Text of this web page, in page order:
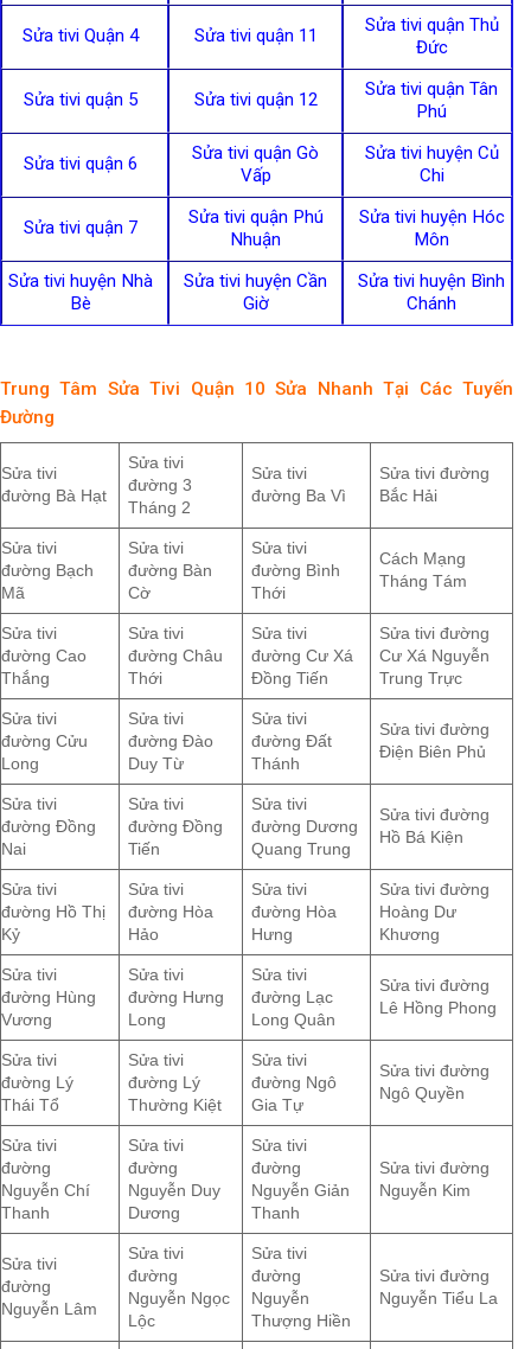
Sửa tivi Quận 4 Sửa tivi quận 11
Sửa tivi quận Thủ
Đức
Sửa tivi quận 5 Sửa tivi quận 12
Sửa tivi quận Tân
Phú
Sửa tivi quận 6
Sửa tivi quận Gò
Vấp
Sửa tivi huyện Củ
Chi
Sửa tivi quận 7
Sửa tivi quận Phú
Nhuận
Sửa tivi huyện Hóc
Môn
Sửa tivi huyện Nhà
Bè
Sửa tivi huyện Cần
Giờ
Sửa tivi huyện Bình
Chánh
Trung Tâm Sửa Tivi Quận 10 Sửa Nhanh Tại Các Tuyến
Đường
Sửa tivi
đường Bà Hạt
Sửa tivi
đường 3
Tháng 2
Sửa tivi
đường Ba Vì
Sửa tivi đường
Bắc Hải
Sửa tivi
đường Bạch
Mã
Sửa tivi
đường Bàn
Cờ
Sửa tivi
đường Bình
Thới
Cách Mạng
Tháng Tám
Sửa tivi
đường Cao
Thắng
Sửa tivi
đường Châu
Thới
Sửa tivi
đường Cư Xá
Đồng Tiến
Sửa tivi đường
Cư Xá Nguyễn
Trung Trực
Sửa tivi
đường Cửu
Long
Sửa tivi
đường Đào
Duy Từ
Sửa tivi
đường Đất
Thánh
Sửa tivi đường
Điện Biên Phủ
Sửa tivi
đường Đồng
Nai
Sửa tivi
đường Đồng
Tiến
Sửa tivi
đường Dương
Quang Trung
Sửa tivi đường
Hồ Bá Kiện
Sửa tivi
đường Hồ Thị
Kỷ
Sửa tivi
đường Hòa
Hảo
Sửa tivi
đường Hòa
Hưng
Sửa tivi đường
Hoàng Dư
Khương
Sửa tivi
đường Hùng
Vương
Sửa tivi
đường Hưng
Long
Sửa tivi
đường Lạc
Long Quân
Sửa tivi đường
Lê Hồng Phong
Sửa tivi
đường Lý
Thái Tổ
Sửa tivi
đường Lý
Thường Kiệt
Sửa tivi
đường Ngô
Gia Tự
Sửa tivi đường
Ngô Quyền
Sửa tivi
đường
Nguyễn Chí
Thanh
Sửa tivi
đường
Nguyễn Duy
Dương
Sửa tivi
đường
Nguyễn Giản
Thanh
Sửa tivi đường
Nguyễn Kim
Sửa tivi
đường
Nguyễn Lâm
Sửa tivi
đường
Nguyễn Ngọc
Lộc
Sửa tivi
đường
Nguyễn
Thượng Hiền
Sửa tivi đường
Nguyễn Tiểu La